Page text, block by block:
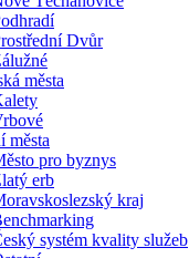
Dvůr
města
města
pro byznys
erb
kraj
systém kvality služeb